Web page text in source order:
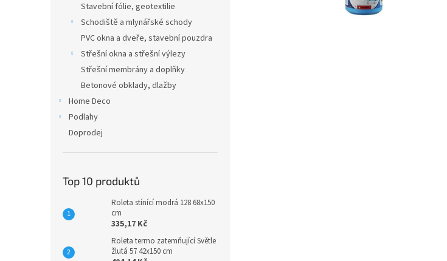
Stavební fólie, geotextilie
Schodiště a mlynářské schody
PVC okna a dveře, stavební pouzdra
Střešní okna a střešní výlezy
Střešní membrány a doplňky
Betonové obklady, dlažby
Home Deco
Podlahy
Doprodej
Top 10 produktů
Roleta stínící modrá 128 68x150
cm
335,17 Kč
Roleta termo zatemňující Světle
žlutá 57 42x150 cm